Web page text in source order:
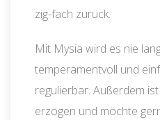
zig-fach zurück.
Mit Mysia wird es nie
temperamentvoll und
regulierbar. Außerdem
erzogen und möchte